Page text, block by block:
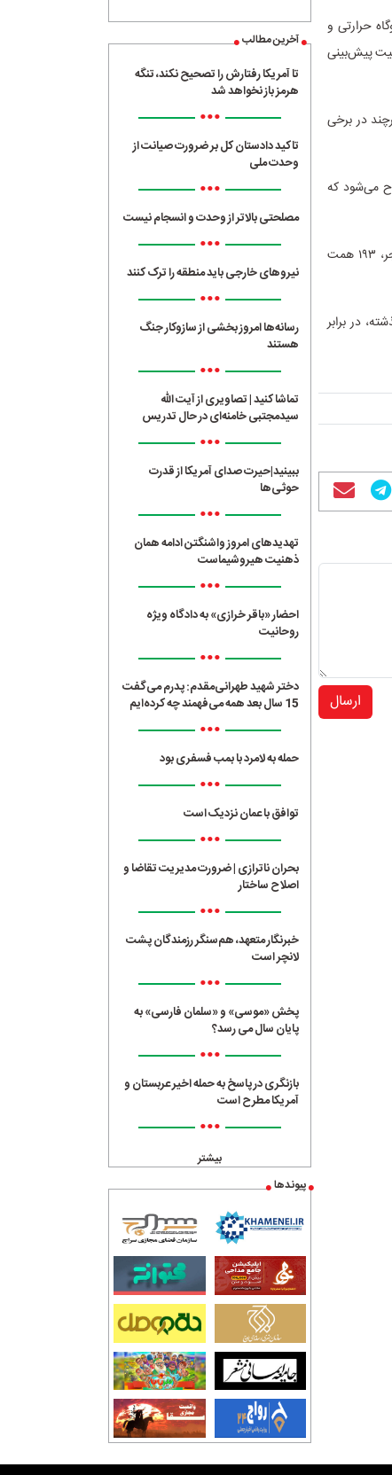
حرارتی و
پیش‌بینی
در برخی
می‌شود که
علی‌آبادی با اشاره به تأمین منابع مالی پروژه‌ها گفت: برای اجرای طرح‌های افتتاح‌شده در دهه فجر، ۱۹۳ همت
در برابر
ارسال
آخرین مطالب
تا آمریکا رفتارش را تصحیح نکند، تنگه
هرمز باز نخواهد شد
•••
تاکید دادستان کل بر ضرورت صیانت از
وحدت ملی
•••
مصلحتی بالاتر از وحدت و انسجام نیست
•••
نیروهای خارجی باید منطقه را ترک کنند
•••
رسانه‌ها امروز بخشی از سازوکار جنگ
هستند
•••
تماشا کنید | تصاویری از آیت الله
سیدمجتبی خامنه‌ای در حال تدریس
•••
ببینید|حیرت صدای آمریکا از قدرت
حوثی‌ها
•••
تهدیدهای امروز واشنگتن ادامه همان
ذهنیت هیروشیماست
•••
احضار «باقر خرازی» به دادگاه ویژه
روحانیت
•••
دختر شهید طهرانی‌مقدم: پدرم می‌گفت
15 سال بعد همه می‌فهمند چه کرده‌ایم
•••
حمله به لامرد با بمب فسفری بود
•••
توافق با عمان نزدیک است
•••
بحران ناترازی | ضرورت مدیریت تقاضا و
اصلاح ساختار
•••
خبرنگار متعهد، هم‌سنگر رزمندگان پشت
لانچر است
•••
پخش «موسی» و «سلمان فارسی» به
پایان سال می رسد؟
•••
بازنگری در پاسخ به حمله اخیر عربستان و
آمریکا مطرح است
•••
بیشتر
پیوندها